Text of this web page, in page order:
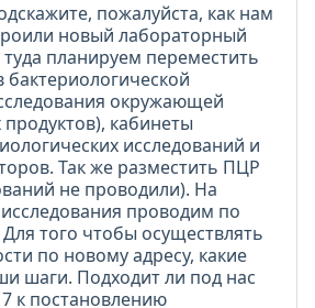
пожалуйста, как нам
новый лабораторный
планируем переместить
бактериологической
окружающей
кабинеты
исследований и
Так же разместить ПЦР
не проводили). На
проводим по
того чтобы осуществлять
по новому адресу, какие
шаги. Подходит ли под нас
к постановлению